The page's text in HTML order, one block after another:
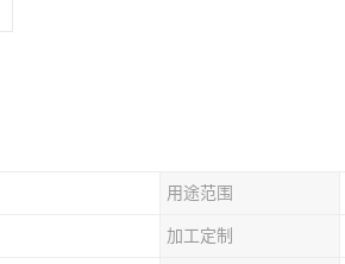
用途范围
加工定制